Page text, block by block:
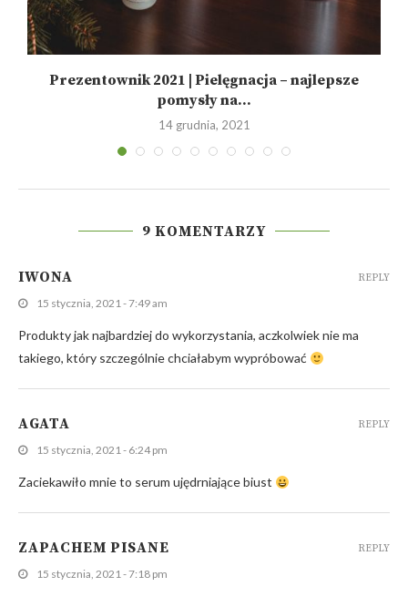
Prezentownik 2021 | Pielęgnacja – najlepsze
pomysły na...
14 grudnia, 2021
9 KOMENTARZY
IWONA
15 stycznia, 2021 - 7:49 am
Produkty jak najbardziej do wykorzystania, aczkolwiek nie ma
takiego, który szczególnie chciałabym wypróbować
REPLY
AGATA
15 stycznia, 2021 - 6:24 pm
Zaciekawiło mnie to serum ujędrniające biust
REPLY
ZAPACHEM PISANE
15 stycznia, 2021 - 7:18 pm
REPLY